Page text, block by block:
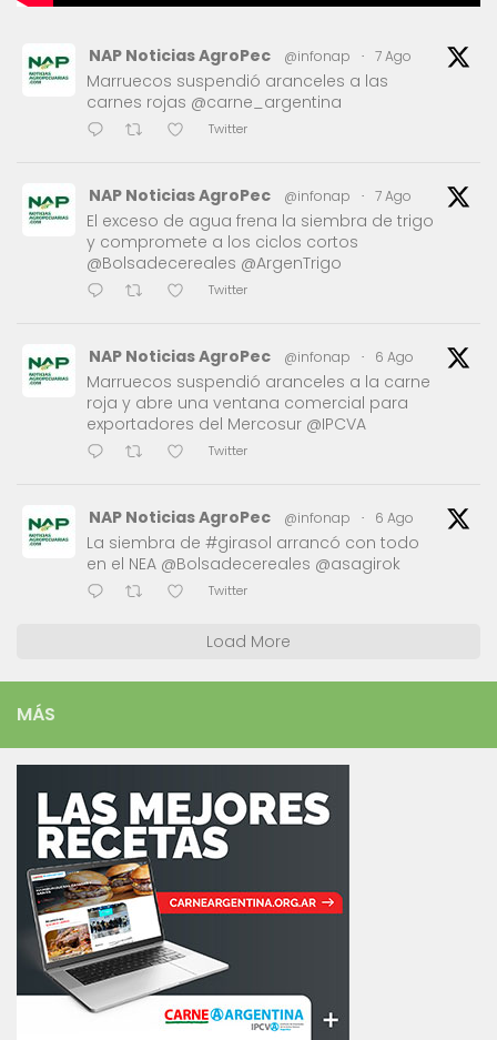
NAP Noticias AgroPec @infonap · 7 Ago
Marruecos suspendió aranceles a las
carnes rojas @carne_argentina
Twitter
NAP Noticias AgroPec @infonap · 7 Ago
El exceso de agua frena la siembra de trigo
y compromete a los ciclos cortos
@Bolsadecereales @ArgenTrigo
Twitter
NAP Noticias AgroPec @infonap · 6 Ago
Marruecos suspendió aranceles a la carne
roja y abre una ventana comercial para
exportadores del Mercosur @IPCVA
Twitter
NAP Noticias AgroPec @infonap · 6 Ago
La siembra de #girasol arrancó con todo
en el NEA @Bolsadecereales @asagirok
Twitter
Load More
MÁS